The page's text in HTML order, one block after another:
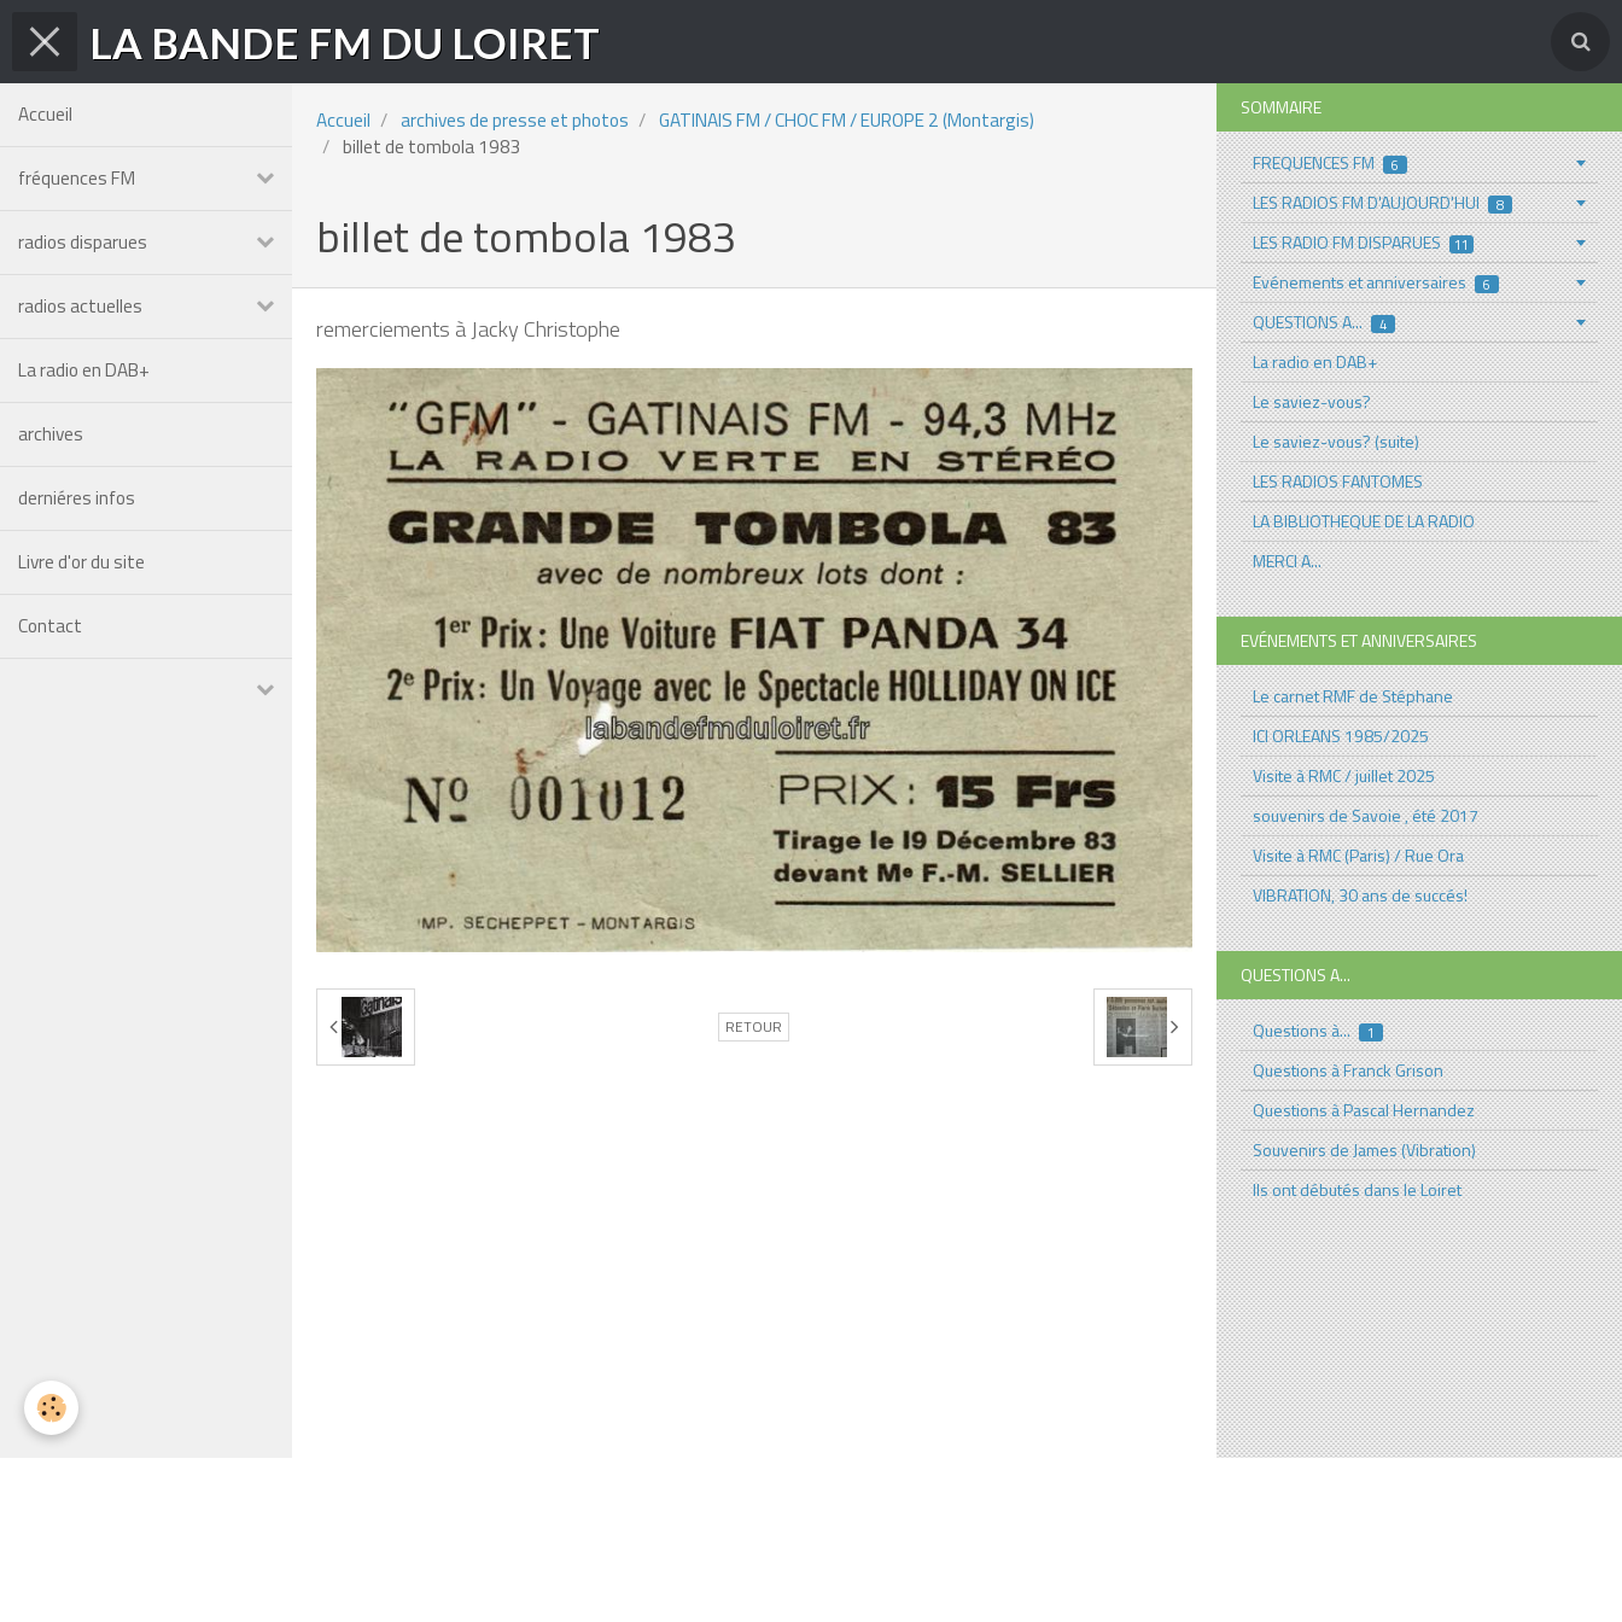
LA BANDE FM DU LOIRET
Accueil
fréquences FM
radios disparues
radios actuelles
La radio en DAB+
archives
derniéres infos
Livre d'or du site
Contact
Accueil archives de presse et photos
GATINAIS FM / CHOC FM / EUROPE 2 (Montargis)
billet de tombola 1983
billet de tombola 1983
remerciements à Jacky Christophe
RETOUR
SOMMAIRE
FREQUENCES FM 6
LES RADIOS FM D'AUJOURD'HUI 8
LES RADIO FM DISPARUES 11
Evénements et anniversaires 6
QUESTIONS A... 4
La radio en DAB+
Le saviez-vous?
Le saviez-vous? (suite)
LES RADIOS FANTOMES
LA BIBLIOTHEQUE DE LA RADIO
MERCI A...
EVÉNEMENTS ET ANNIVERSAIRES
Le carnet RMF de Stéphane
ICI ORLEANS 1985/2025
Visite à RMC / juillet 2025
souvenirs de Savoie , été 2017
Visite à RMC (Paris) / Rue Ora
VIBRATION, 30 ans de succés!
QUESTIONS A...
Questions à... 1
Questions à Franck Grison
Questions à Pascal Hernandez
Souvenirs de James (Vibration)
Ils ont débutés dans le Loiret